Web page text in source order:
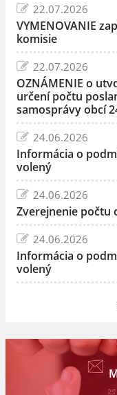
22.07.2026
VYMENOVANIE
komisie
22.07.2026
OZNÁMENIE o
určení počtu
samosprávy obcí
24.06.2026
Informácia o
volený
24.06.2026
Zverejnenie počtu
24.06.2026
Informácia o
volený